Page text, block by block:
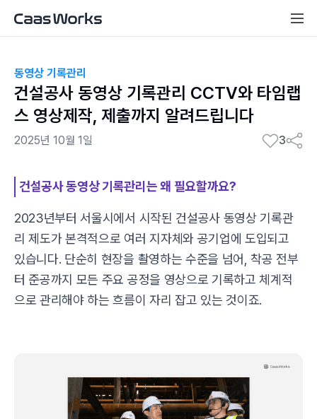
동영상 기록관리
건설공사 동영상 기록관리 CCTV와 타임랩
스 영상제작, 제출까지 알려드립니다
2025년 10월 1일 3
건설공사 동영상 기록관리는 왜 필요할까요?
2023년부터 서울시에서 시작된 건설공사 동영상 기록관
리 제도가 본격적으로 여러 지자체와 공기업에 도입되고
있습니다. 단순히 현장을 촬영하는 수준을 넘어, 착공 전부
터 준공까지 모든 주요 공정을 영상으로 기록하고 체계적
으로 관리해야 하는 흐름이 자리 잡고 있는 것이죠.